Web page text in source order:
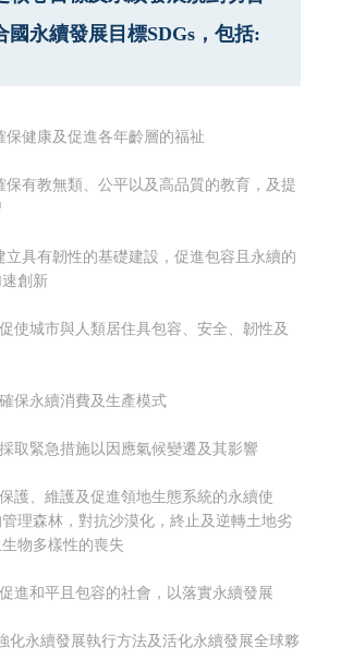
國永續發展目標SDGs，包括:
保健康及促進各年齡層的福祉
保有教無類、公平以及高品質的教育，及提
立具有韌性的基礎建設，促進包容且永續的
創新
使城市與人類居住具包容、安全、韌性及
保永續消費及生產模式
取緊急措施以因應氣候變遷及其影響
護、維護及促進領地生態系統的永續使
理森林，對抗沙漠化，終止及逆轉土地劣
物多樣性的喪失
進和平且包容的社會，以落實永續發展
化永續發展執行方法及活化永續發展全球夥